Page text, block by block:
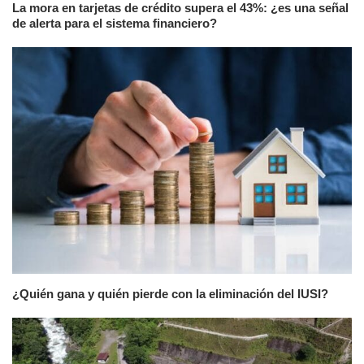
La mora en tarjetas de crédito supera el 43%: ¿es una señal
de alerta para el sistema financiero?
¿Quién gana y quién pierde con la eliminación del IUSI?